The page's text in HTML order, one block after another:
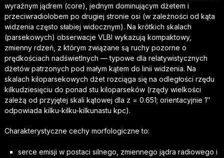
wyraźnym jądrem (core), jednym dominującym dżetem i
przeciwradiolobem po drugiej stronie osi (w zależności od kąta
widzenia często słabiej widocznym). Na krótkich skalach
(parsekowych) obserwacje VLBI wykazują kompaktowy,
zmienny rdzeń, z którym związane są ruchy pozorne o
prędkościach nadświetlnych — typowe dla relatywistycznych
dżetów patrzonych pod małym kątem do linii widzenia. Na
skalach kiloparsekowych dżet rozciąga się na odległości rzędu
kilkudziesięciu do ponad stu kiloparseków (rzędy wielkości
zależą od przyjętej skali kątowej dla z = 0.651; orientacyjnie 1″
odpowiada kilku-kilku-kilkunastu kpc).
Charakterystyczne cechy morfologiczne to:
serce emisji w postaci silnego, zmiennego jądra radiowego i